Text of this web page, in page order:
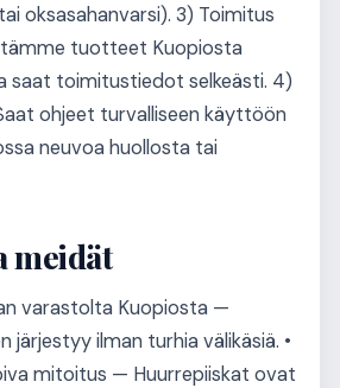
oksasahanvarsi). 3) Toimitus
tuotteet Kuopiosta
saat toimitustiedot selkeästi. 4)
ohjeet turvalliseen käyttöön
neuvoa huollosta tai
meidät
varastolta Kuopiosta —
järjestyy ilman turhia välikäsiä. •
mitoitus — Huurrepiiskat ovat